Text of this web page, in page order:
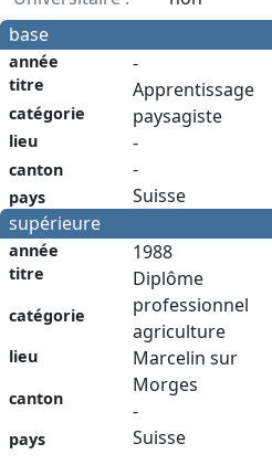
base
année
titre
catégorie
lieu
canton
pays
-
Apprentissage
paysagiste
-
-
Suisse
supérieure
année
titre
catégorie
lieu
canton
pays
1988
Diplôme
professionnel
agriculture
Marcelin sur
Morges
-
Suisse